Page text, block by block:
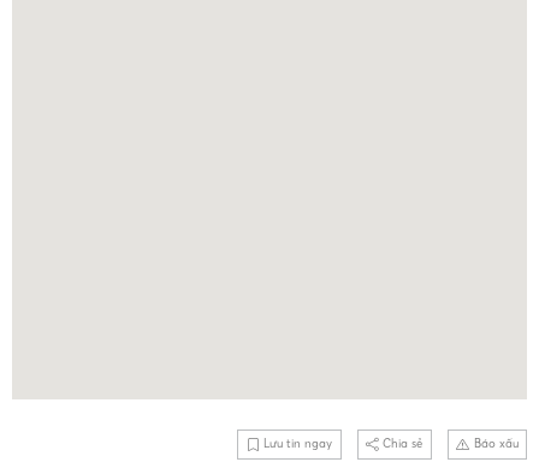
Lưu tin ngay Chia sẻ Báo xấu